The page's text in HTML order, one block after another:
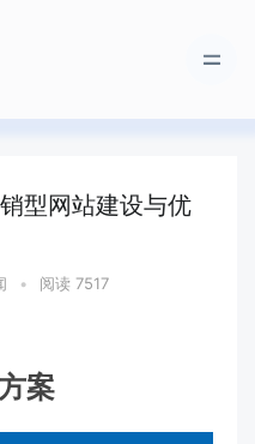
型网站建设与优
• 阅读 7517
案